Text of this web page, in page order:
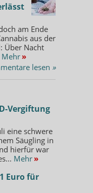
am Ende
aus der
Über Nacht
Mehr »
lesen »
Vergiftung
eine schwere
Säugling in
hierfür war
Mehr »
Euro für